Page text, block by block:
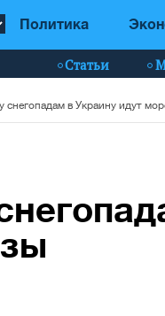
Политика
Статьи
снегопадам в Украину идут